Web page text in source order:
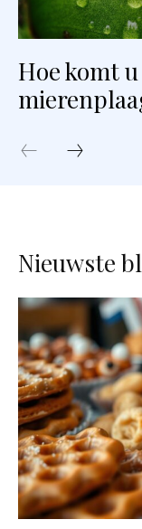
Hoe komt
Nieuwste